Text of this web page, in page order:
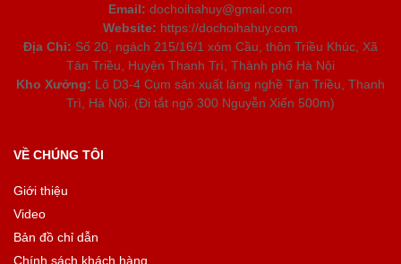
Email: dochoihahuy@gmail.com
Website: https://dochoihahuy.com
Địa Chỉ: Số 20, ngách 215/16/1 xóm Cầu, thôn Triều Khúc, Xã
Tân Triều, Huyện Thanh Trì, Thành phố Hà Nội
Kho Xưởng: Lô D3-4 Cụm sản xuất làng nghề Tân Triều, Thanh
Trì, Hà Nội. (Đi tắt ngõ 300 Nguyễn Xiển 500m)
VỀ CHÚNG TÔI
Giới thiệu
Video
Bản đồ chỉ dẫn
Chính sách khách hàng